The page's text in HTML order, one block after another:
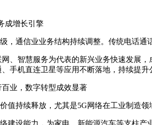
增长引擎
通信业业务结构持续调整。传统电话通
智慧服务为代表的新兴业务快速发展，
手机直连卫星等应用不断落地，持续提升
业，数字转型成效显著
持续释放，尤其是5G网络在工业制造领
设能力，为家电、新能源汽车等支柱产